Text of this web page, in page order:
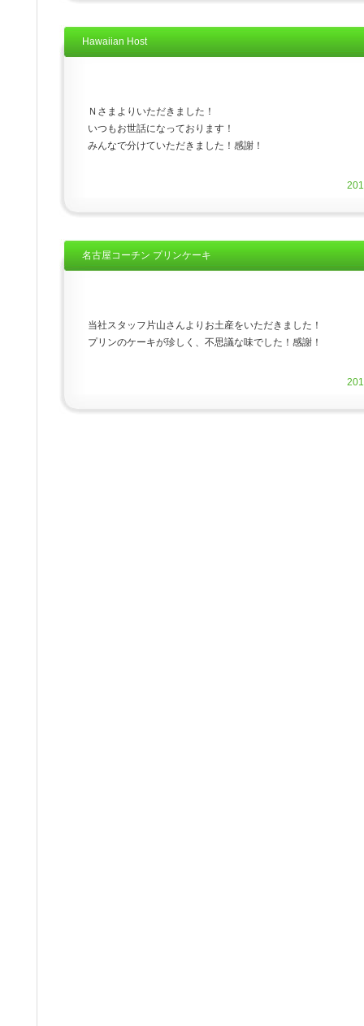
Hawaiian Host
Ｎさまよりいただきました！
いつもお世話になっております！
みんなで分けていただきました！感謝！
名古屋コーチン プリンケーキ
当社スタッフ片山さんよりお土産をいただきました！
プリンのケーキが珍しく、不思議な味でした！感謝！